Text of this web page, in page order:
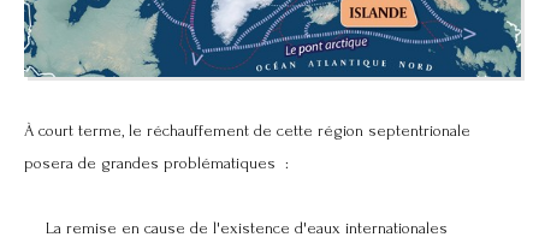
À court terme, le réchauffement de cette région septentrionale
posera de grandes problématiques :
La remise en cause de l'existence d'eaux internationales